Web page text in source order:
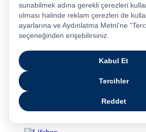
English
عربى
русский